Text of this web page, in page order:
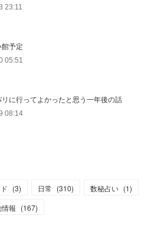
23:11
館予定
05:51
に行ってよかったと思う一年後の話
08:14
(3) 日常 (310) 数秘占い (1)
報 (167)